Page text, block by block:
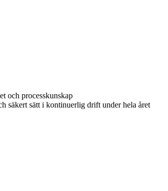
och processkunskap
säkert sätt i kontinuerlig drift under hela året